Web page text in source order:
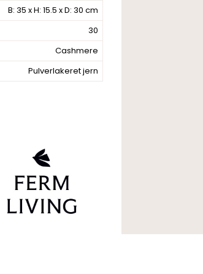
B: 35 x H: 15.5 x D: 30 cm
30
Cashmere
Pulverlakeret jern